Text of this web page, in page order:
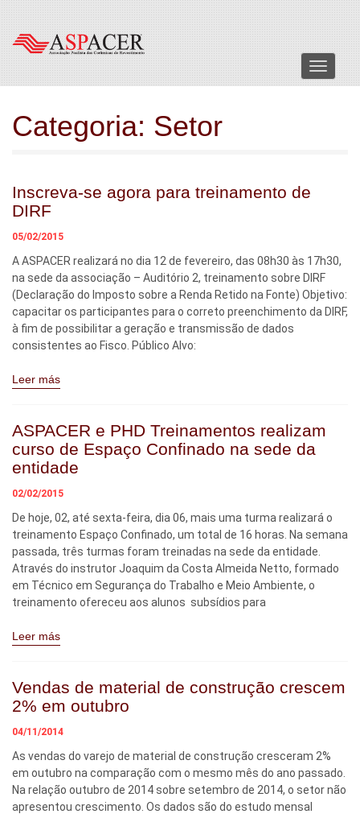
Menu
Categoria: Setor
Inscreva-se agora para treinamento de
DIRF
05/02/2015
A ASPACER realizará no dia 12 de fevereiro, das 08h30 às 17h30,
na sede da associação – Auditório 2, treinamento sobre DIRF
(Declaração do Imposto sobre a Renda Retido na Fonte) Objetivo:
capacitar os participantes para o correto preenchimento da DIRF,
à fim de possibilitar a geração e transmissão de dados
consistentes ao Fisco. Público Alvo:
Leer más
ASPACER e PHD Treinamentos realizam
curso de Espaço Confinado na sede da
entidade
02/02/2015
De hoje, 02, até sexta-feira, dia 06, mais uma turma realizará o
treinamento Espaço Confinado, um total de 16 horas. Na semana
passada, três turmas foram treinadas na sede da entidade.
Através do instrutor Joaquim da Costa Almeida Netto, formado
em Técnico em Segurança do Trabalho e Meio Ambiente, o
treinamento ofereceu aos alunos subsídios para
Leer más
Vendas de material de construção crescem
2% em outubro
04/11/2014
As vendas do varejo de material de construção cresceram 2%
em outubro na comparação com o mesmo mês do ano passado.
Na relação outubro de 2014 sobre setembro de 2014, o setor não
apresentou crescimento. Os dados são do estudo mensal